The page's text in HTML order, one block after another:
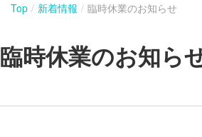
Top / 新着情報 / 臨時休業のお知らせ
臨時休業のお知ら